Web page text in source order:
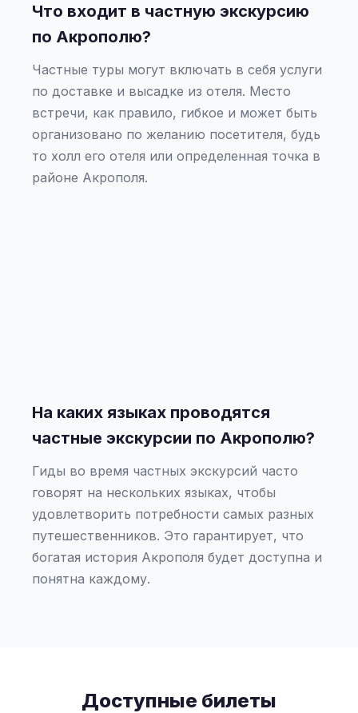
Что входит в частную экскурсию
по Акрополю?
Частные туры могут включать в себя услуги
по доставке и высадке из отеля. Место
встречи, как правило, гибкое и может быть
организовано по желанию посетителя, будь
то холл его отеля или определенная точка в
районе Акрополя.
На каких языках проводятся
частные экскурсии по Акрополю?
Гиды во время частных экскурсий часто
говорят на нескольких языках, чтобы
удовлетворить потребности самых разных
путешественников. Это гарантирует, что
богатая история Акрополя будет доступна и
понятна каждому.
Доступные билеты